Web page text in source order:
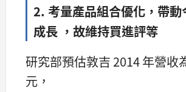
2. 考量產品組合優化，帶動
成長 ，故維持買進評等
研究部預估敦吉 2014 年營收
元，